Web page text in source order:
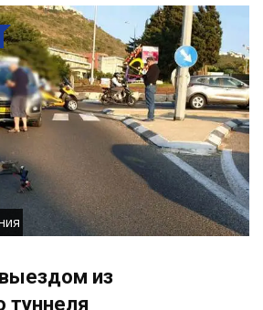
из
туннеля